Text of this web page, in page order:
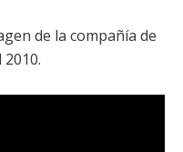
de la compañía de